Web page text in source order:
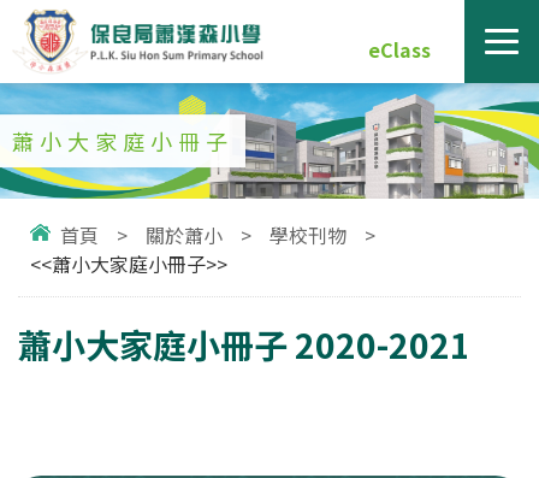
eClass
蕭小大家庭小冊子
首頁 > 關於蕭小 > 學校刊物
>
<<蕭小大家庭小冊子>>
蕭小大家庭小冊子 2020-2021